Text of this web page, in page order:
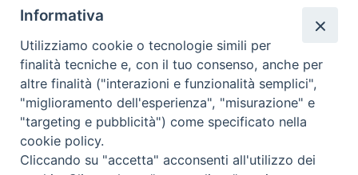
Rubriche
Chi siamo
Come abbonarsi
Contatti
Informativa
Utilizziamo cookie o tecnologie simili per
finalità tecniche e, con il tuo consenso, anche per
altre finalità ("interazioni e funzionalità semplici",
"miglioramento dell'esperienza", "misurazione" e
"targeting e pubblicità") come specificato nella
cookie policy.
Cliccando su "accetta" acconsenti all'utilizzo dei